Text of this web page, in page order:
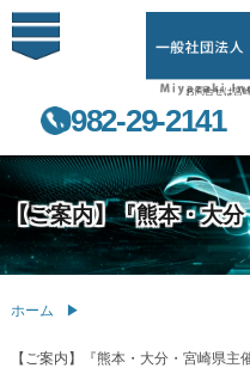
お問合せは宮
0982-29-2141
【ご案内】『熊本・大
ホーム
【ご案内】『熊本・大分・宮崎県